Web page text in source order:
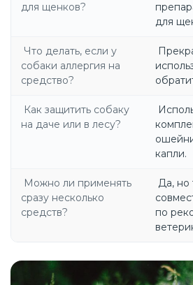
для щенков?
для
Что делать, если у
собаки аллергия на
средство?
Как защитить собаку
на даче или в лесу?
капли.
Можно ли применять
сразу несколько
средств?
Да, но
по